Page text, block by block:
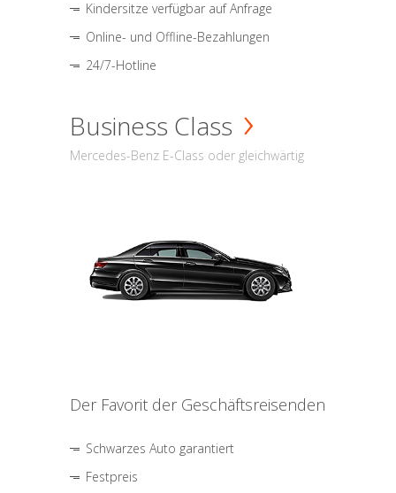
Kindersitze verfügbar auf Anfrage
Online- und Offline-Bezahlungen
24/7-Hotline
Business Class
Mercedes-Benz E-Class oder gleichwärtig
Der Favorit der Geschäftsreisenden
Schwarzes Auto garantiert
Festpreis